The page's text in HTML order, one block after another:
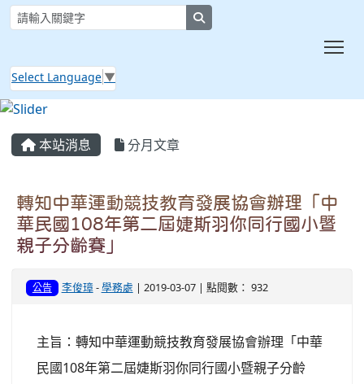
Select Language ▼
本站消息 分月文章
轉知中華運動競技教育發展協會辦理「中
華民國108年第二屆婕斯羽你同行國小暨
親子分齡賽」
公告 李俊璋-學務處 | 2019-03-07 | 點閱數： 932
主旨：轉知中華運動競技教育發展協會辦理「中華
民國108年第二屆婕斯羽你同行國小暨親子分齡